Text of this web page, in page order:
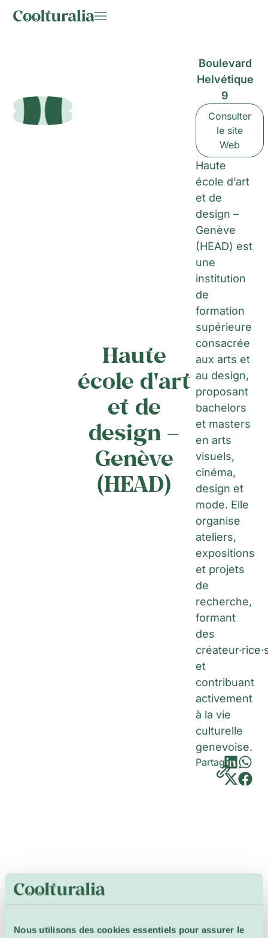
Nous utilisons des cookies essentiels pour assurer le
Haute
école d'art
et de
design –
Genève
(HEAD)
Haute
école d’art
et de
design –
Genève
(HEAD) est
une
institution
de
formation
supérieure
consacrée
aux arts et
au design,
proposant
bachelors
et masters
en arts
visuels,
cinéma,
design et
mode. Elle
organise
ateliers,
expositions
et projets
de
recherche,
formant
des
et
contribuant
activement
à la vie
culturelle
genevoise.
Boulevard
Helvétique
9
Consulter
le site
Web
Partager